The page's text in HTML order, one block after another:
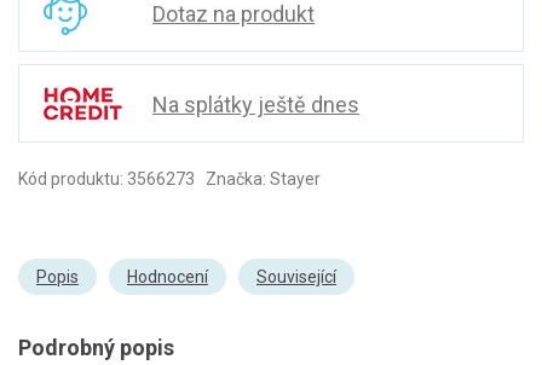
Dotaz na produkt
Na splátky ještě dnes
Kód produktu: 3566273 Značka: Stayer
Popis Hodnocení Související
Podrobný popis